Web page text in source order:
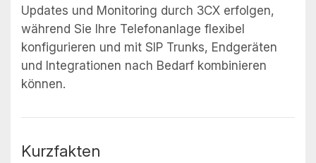
Updates und Monitoring durch 3CX erfolgen,
während Sie Ihre Telefonanlage flexibel
konfigurieren und mit SIP Trunks, Endgeräten
und Integrationen nach Bedarf kombinieren
können.
Kurzfakten